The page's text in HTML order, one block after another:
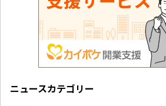
ニュースカテゴリー